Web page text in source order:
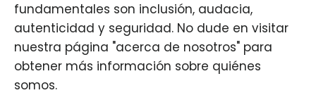
fundamentales son inclusión, audacia,
autenticidad y seguridad. No dude en visitar
nuestra página "acerca de nosotros" para
obtener más información sobre quiénes
somos.